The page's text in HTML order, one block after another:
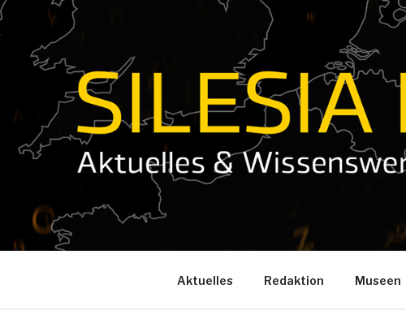
Zum
Inhalt
springen
Aktuelles Redaktion Museen